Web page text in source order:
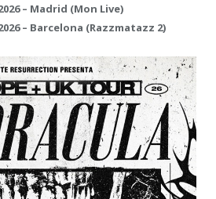
– Madrid (Mon Live)
– Barcelona (Razzmatazz 2)